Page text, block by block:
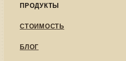
ПРОДУКТЫ
СТОИМОСТЬ
БЛОГ